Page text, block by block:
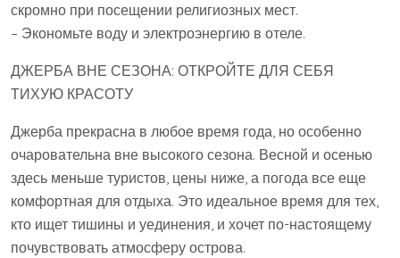
скромно при посещении религиозных мест.
– Экономьте воду и электроэнергию в отеле.
ДЖЕРБА ВНЕ СЕЗОНА: ОТКРОЙТЕ ДЛЯ СЕБЯ
ТИХУЮ КРАСОТУ
Джерба прекрасна в любое время года, но особенно
очаровательна вне высокого сезона. Весной и осенью
здесь меньше туристов, цены ниже, а погода все еще
комфортная для отдыха. Это идеальное время для тех,
кто ищет тишины и уединения, и хочет по-настоящему
почувствовать атмосферу острова.